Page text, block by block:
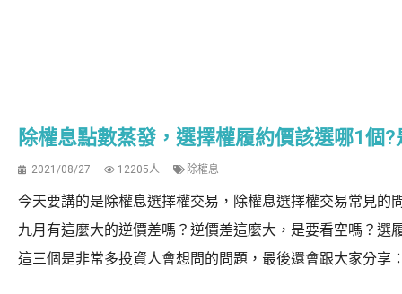
除權息點數蒸發，選擇權履約價該選哪1個
2021/08/27 12205人 除權息
今天要講的是除權息選擇權交易，除權息選擇權交易常見
九月有這麼大的逆價差嗎？逆價差這麼大，是要看空嗎？
這三個是非常多投資人會想問的問題，最後還會跟大家分